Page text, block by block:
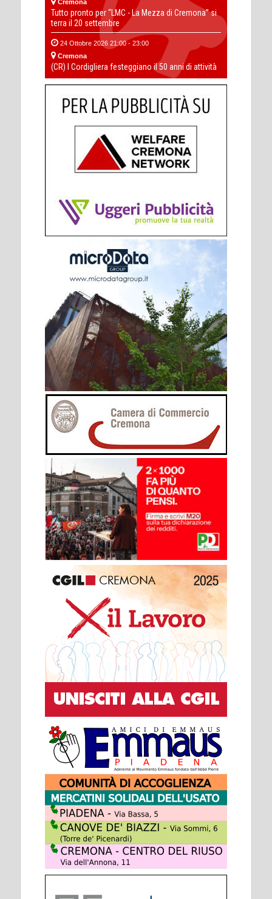
Cremona
Tutto pronto per “LMC - La Mezza di Cremona” si
terra il 20 settembre
24 Ottobre 2026 21:00 - 23:00
Cremona
(CR) I Cordigliera festeggiano il 50 anni di attività